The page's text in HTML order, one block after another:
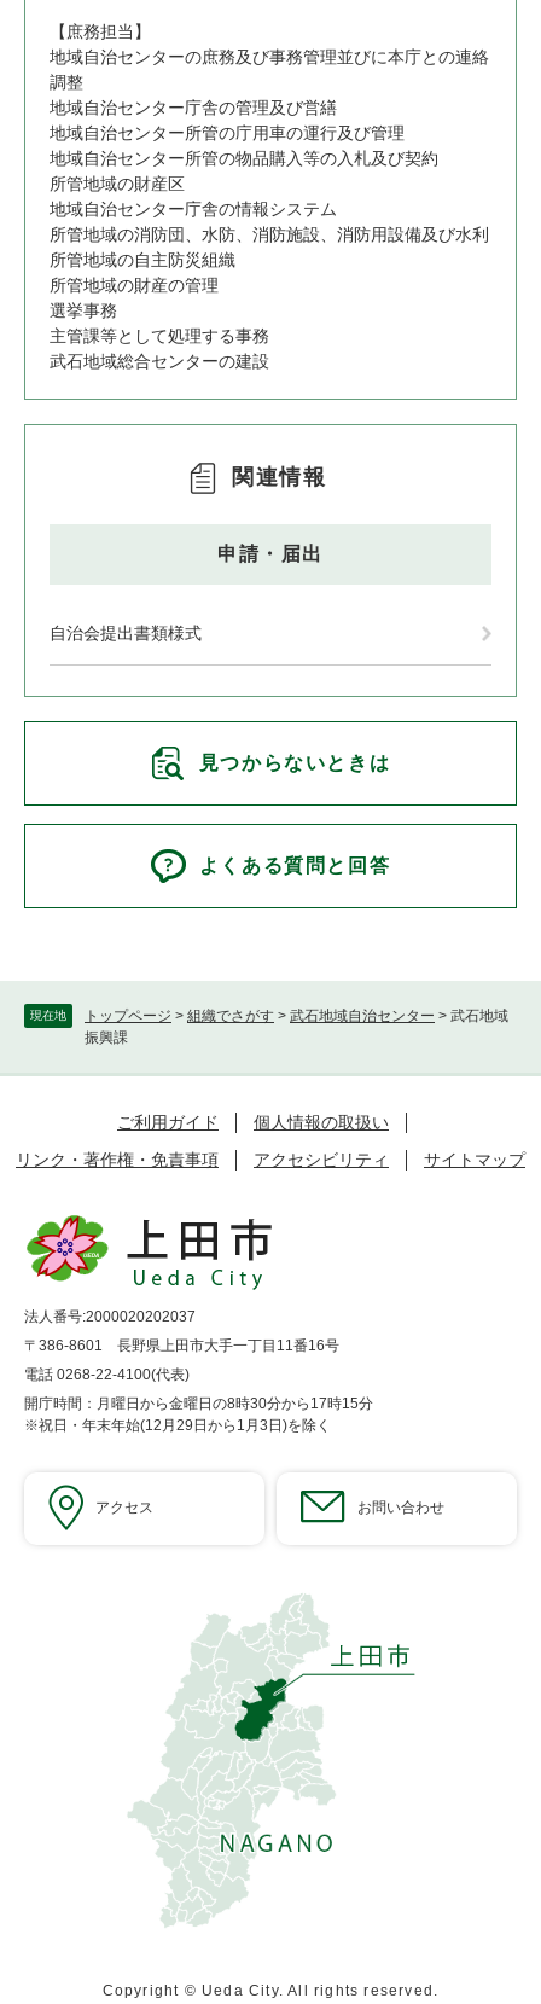
現在地 トップページ > 組織でさがす > 武石地域自治センター > 武石地域
振興課
【庶務担当】
地域自治センターの庶務及び事務管理並びに本庁との連絡
調整
地域自治センター庁舎の管理及び営繕
地域自治センター所管の庁用車の運行及び管理
地域自治センター所管の物品購入等の入札及び契約
所管地域の財産区
地域自治センター庁舎の情報システム
所管地域の消防団、水防、消防施設、消防用設備及び水利
所管地域の自主防災組織
所管地域の財産の管理
選挙事務
主管課等として処理する事務
武石地域総合センターの建設
関連情報
申請・届出
自治会提出書類様式
見つからないときは
よくある質問と回答
ご利用ガイド
個人情報の取扱い
リンク・著作権・免責事項
アクセシビリティ サイトマップ
法人番号:2000020202037
〒386-8601 長野県上田市大手一丁目11番16号
電話 0268-22-4100(代表)
開庁時間：月曜日から金曜日の8時30分から17時15分
※祝日・年末年始(12月29日から1月3日)を除く
アクセス お問い合わせ
Copyright © Ueda City. All rights reserved.